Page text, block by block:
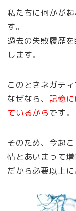
私たちに何かが
す。
過去の失敗履歴
します。
このときネガテ
なぜなら、 記憶
ているからです。
そのため、今起
情とあいまって増
だから必要以上に